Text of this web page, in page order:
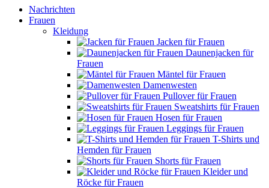
Nachrichten
Frauen
Kleidung
Jacken für Frauen
Daunenjacken für
Frauen
Mäntel für Frauen
Damenwesten
Pullover für Frauen
Sweatshirts für Frauen
Hosen für Frauen
Leggings für Frauen
T-Shirts und
Hemden für Frauen
Shorts für Frauen
Kleider und
Röcke für Frauen